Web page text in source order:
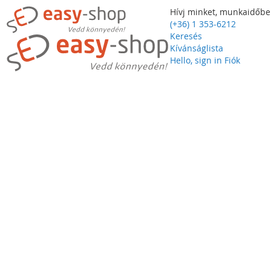
Hívj minket,
(+36) 1 353-6212
Keresés
Kívánságlista
Hello, sign in Fiók